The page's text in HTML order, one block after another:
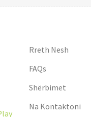
Rreth Nesh
FAQs
Shërbimet
Na Kontaktoni